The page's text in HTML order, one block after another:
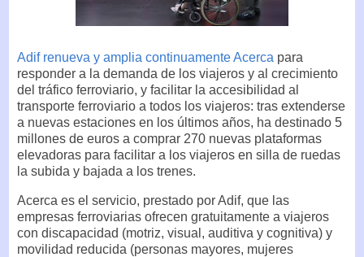
Adif renueva y amplia continuamente Acerca para
responder a la demanda de los viajeros y al crecimiento
del tráfico ferroviario, y facilitar la accesibilidad al
transporte ferroviario a todos los viajeros: tras extenderse
a nuevas estaciones en los últimos años, ha destinado 5
millones de euros a comprar 270 nuevas plataformas
elevadoras para facilitar a los viajeros en silla de ruedas
la subida y bajada a los trenes.
Acerca es el servicio, prestado por Adif, que las
empresas ferroviarias ofrecen gratuitamente a viajeros
con discapacidad (motriz, visual, auditiva y cognitiva) y
movilidad reducida (personas mayores, mujeres